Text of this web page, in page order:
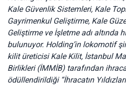
Kale Güvenlik Sistemleri, Kale
Gayrimenkul Geliştirme, Kale
Geliştirme ve İşletme adı altında
bulunuyor. Holding’in lokomotif
kilit üreticisi Kale Kilit, İstanbul
Birlikleri (İMMİB) tarafından
ödüllendirildiği “İhracatın